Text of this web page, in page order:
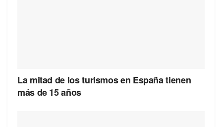
La mitad de los turismos en España tienen
más de 15 años